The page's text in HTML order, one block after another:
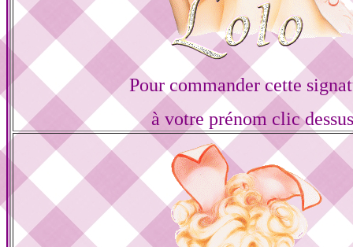
Pour commander cette
à votre prénom clic dessus